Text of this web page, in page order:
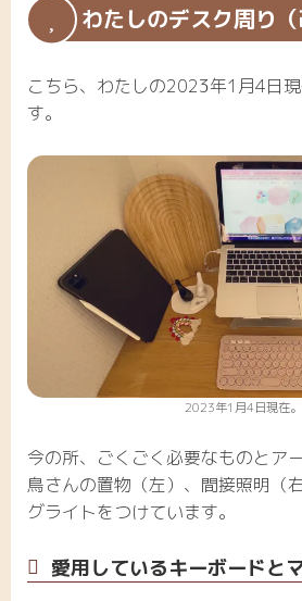
わたしのデスク周り（
こちら、わたしの2023年1月4日
す。
2023年1月4日現在。
今の所、ごくごく必要なものとア
鳥さんの置物（左）、間接照明（
グライトをつけています。
愛用しているキーボードと